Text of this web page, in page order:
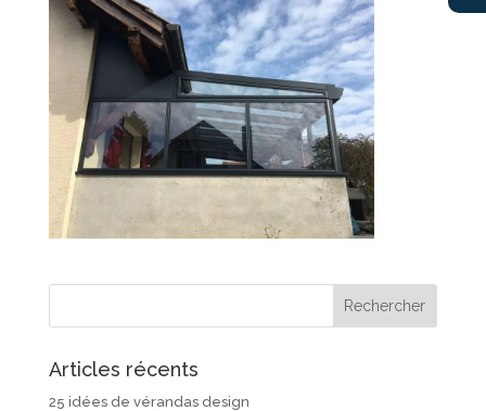
Articles récents
25 idées de vérandas design